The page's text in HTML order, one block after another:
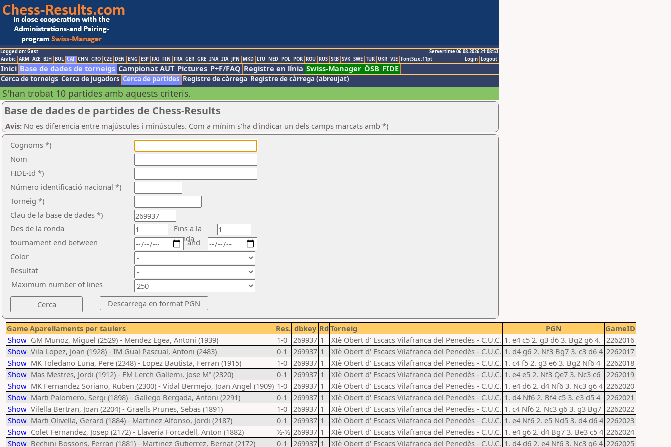
Logged on: Gast
Servertime 06.08.2026 21:08:53
Logout
Login
Arabic ARM AZE BIH BUL CAT CHN CRO CZE DEN ENG ESP FAI FIN FRA GER GRE INA ITA JPN MKD LTU NED POL POR ROU RUS SRB SVK SWE TUR UKR VIE FontSize:11pt
Inici Base de dades de torneigs Campionat AUT Pictures P+F/FAQ Registre en línia Swiss-Manager ÖSB FIDE
Cerca de torneigs Cerca de jugadors Cerca de partides Registre de càrrega Registre de càrrega (abreujat)
S'han trobat 10 partides amb aquests criteris.
Base de dades de partides de Chess-Results
Avis: No es diferencia entre majúscules i minúscules. Com a mínim s'ha d'indicar un dels camps marcats amb *)
Cognoms *)
Nom
FIDE-Id *)
Número identificació nacional *)
Torneig *)
Clau de la base de dades *)
Des de la ronda
Fins a la
ronda
tournament end between
Color
Resultat
and
Maximum number of lines
Game Aparellaments per taulers Res. dbkey Rd Torneig PGN
GameID
Show GM Munoz, Miguel (2529) - Mendez Egea, Antoni (1939) 1-0 269937 1 XIè Obert d' Escacs Vilafranca del Penedès - C.U.C. 1. e4 c5 2. g3 d6 3. Bg2 g6 4. 2262016
Show Vila Lopez, Joan (1928) - IM Gual Pascual, Antoni (2483) 0-1 269937 1 XIè Obert d' Escacs Vilafranca del Penedès - C.U.C. 1. d4 g6 2. Nf3 Bg7 3. c3 d6 4 2262017
Show MK Toledano Luna, Pere (2348) - Lopez Bautista, Ferran (1915) 1-0 269937 1 XIè Obert d' Escacs Vilafranca del Penedès - C.U.C. 1. c4 f5 2. g3 e6 3. Bg2 Nf6 4 2262018
Show Mas Mestres, Jordi (1912) - FM Lerch Gallemi, Jose Mª (2320) 0-1 269937 1 XIè Obert d' Escacs Vilafranca del Penedès - C.U.C. 1. e4 e5 2. Nf3 Qe7 3. Nc3 c6 2262019
Show MK Fernandez Soriano, Ruben (2300) - Vidal Bermejo, Joan Angel (1909) 1-0 269937 1 XIè Obert d' Escacs Vilafranca del Penedès - C.U.C. 1. e4 d6 2. d4 Nf6 3. Nc3 g6 4 2262020
Show Marti Palomero, Sergi (1898) - Gallego Bergada, Antoni (2291) 0-1 269937 1 XIè Obert d' Escacs Vilafranca del Penedès - C.U.C. 1. d4 Nf6 2. Bf4 c5 3. e3 d5 4 2262021
Show Vilella Bertran, Joan (2204) - Graells Prunes, Sebas (1891) 1-0 269937 1 XIè Obert d' Escacs Vilafranca del Penedès - C.U.C. 1. c4 Nf6 2. Nc3 g6 3. g3 Bg7 2262022
Show Marti Olivella, Gerard (1884) - Martinez Alfonso, Jordi (2187) 0-1 269937 1 XIè Obert d' Escacs Vilafranca del Penedès - C.U.C. 1. e4 Nf6 2. e5 Nd5 3. d4 d6 4 2262023
Show Colet Fernandez, Josep (2172) - Llaveria Forcadell, Anton (1882) ½-½ 269937 1 XIè Obert d' Escacs Vilafranca del Penedès - C.U.C. 1. e4 g6 2. d4 Bg7 3. Be3 c5 4 2262024
Show Bechini Bossons, Ferran (1881) - Martinez Gutierrez, Bernat (2172) 0-1 269937 1 XIè Obert d' Escacs Vilafranca del Penedès - C.U.C. 1. d4 d6 2. e4 Nf6 3. Nc3 g6 4 2262025